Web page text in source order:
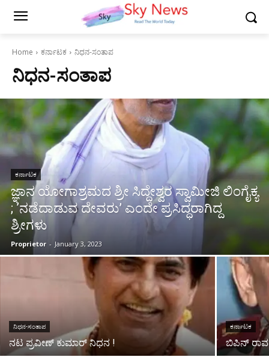
Home ಕರ್ನಾಟಕ ನಿಧನ-ಸಂತಾಪ
ನಿಧನ-ಸಂತಾಪ
ಕರ್ನಾಟಕ
ಜ್ಞಾನ ಯೋಗಾಶ್ರಮದ ಶ್ರೀ ಸಿದ್ದೇಶ್ವರ ಸ್ವಾಮೀಜಿ ಲಿಂಗೈಕ್ಯ
; ʼನಡೆದಾಡುವ ದೇವರು’ ಎಂದೇ ಪ್ರಸಿದ್ಧರಾಗಿದ್ದ
ಶ್ರೀಗಳು
Proprietor - January 3, 2023
ನಿಧನ-ಸಂತಾಪ
ನಟ ಪ್ರವೀಣ್ ಕುಮಾರ್ ನಿಧನ !
ಕರ್ನಾಟಕ
ಬಿಪಿನ್